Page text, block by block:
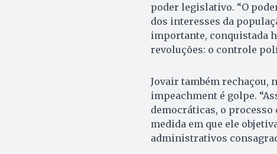
poder legislativo. “O
dos interesses da
importante, conquistada
revoluções: o controle
Jovair também rechaçou,
impeachment é golpe.
democráticas, o processo
medida em que ele
administrativos